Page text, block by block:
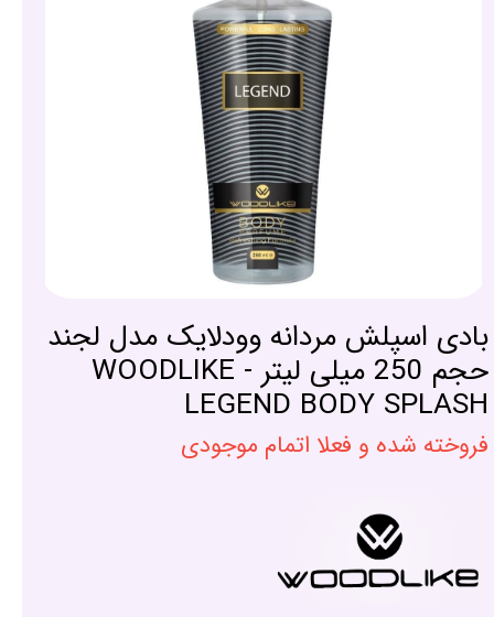
بادی اسپلش مردانه وودلایک مدل لجند
حجم 250 میلی لیتر - WOODLIKE
LEGEND BODY SPLASH
فروخته شده و فعلا اتمام موجودی